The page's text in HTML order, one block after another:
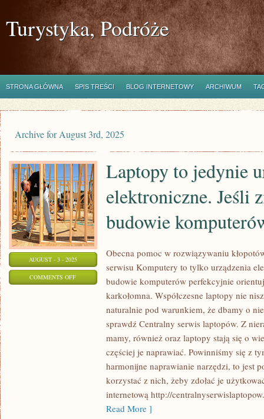
Turystyka, Podróże
STRONA GŁÓWNA SPIS TREŚCI BLOG INTERNETOWY ARCHIWUM
Archive for August 3rd, 2025
AUGUST - 3 - 2025
COMMENTS OFFON
URZĄDZENIA
ELEKTRONICZNE.
Laptopy to jedynie
elektroniczne. Jeśli
budowie
Obecna pomoc w rozwiązywaniu
serwisu Komputery to tylko urządzenia
budowie komputerów perfekcyjnie
karkołomna. Współczesne laptopy nie
naturalnie pod warunkiem, że dbamy o
sprawdź Centralny serwis laptopów. Z
mamy, również oraz laptopy stają się o
częściej je naprawiać. Powinniśmy się z
harmonijne naprawianie narzędzi, to jest
korzystać z nich, żeby zdołać je
internetową http://
Read More ]